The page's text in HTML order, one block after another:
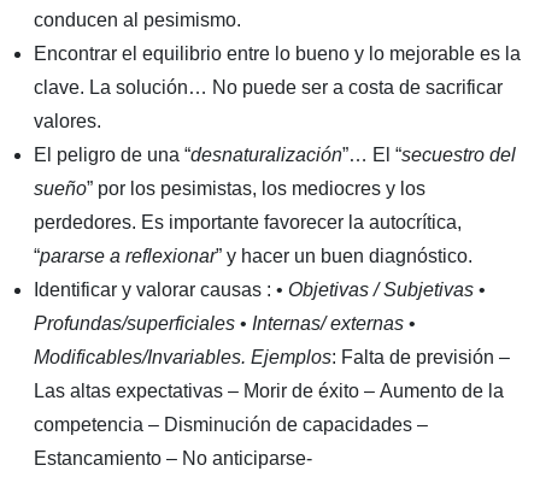
conducen al pesimismo.
Encontrar el equilibrio entre lo bueno y lo mejorable es la
clave. La solución… No puede ser a costa de sacrificar
valores.
El peligro de una “desnaturalización”… El “secuestro del
sueño” por los pesimistas, los mediocres y los
perdedores. Es importante favorecer la autocrítica,
“pararse a reflexionar” y hacer un buen diagnóstico.
Identificar y valorar causas : • Objetivas / Subjetivas•
Profundas/superficiales• Internas/ externas•
Modificables/Invariables. Ejemplos: Falta de previsión –
Las altas expectativas – Morir de éxito – Aumento de la
competencia – Disminución de capacidades –
Estancamiento – No anticiparse-